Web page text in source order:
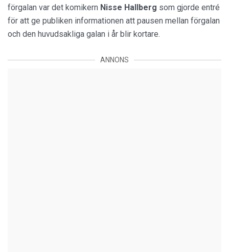
förgalan var det komikern Nisse Hallberg som gjorde entré
för att ge publiken informationen att pausen mellan förgalan
och den huvudsakliga galan i år blir kortare.
ANNONS